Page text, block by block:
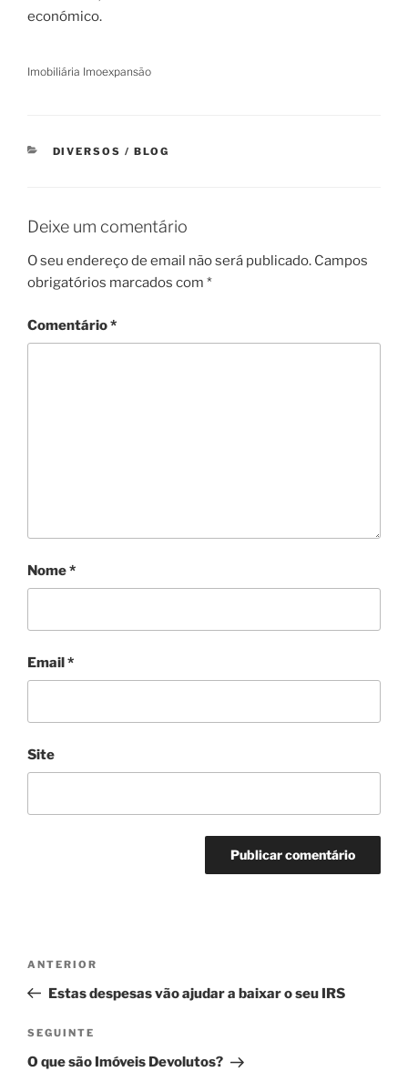
económico.
Imobiliária Imoexpansão
CATEGORIAS
DIVERSOS / BLOG
Deixe um comentário
O seu endereço de email não será publicado. Campos
obrigatórios marcados com *
Comentário*
Nome*
Email*
Site
artigos
Conteúdo
anterior
ANTERIOR
Estas despesas vão ajudar a baixar o seu IRS
Conteúdo
seguinte
SEGUINTE
O que são Imóveis Devolutos?